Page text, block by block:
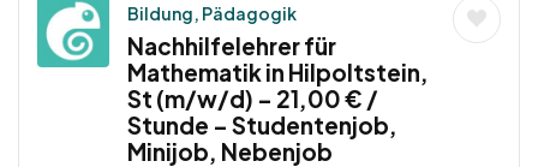
Bildung, Pädagogik
Nachhilfelehrer für
Mathematik in Hilpoltstein,
St (m/w/d) – 21,00 € /
Stunde – Studentenjob,
Minijob, Nebenjob